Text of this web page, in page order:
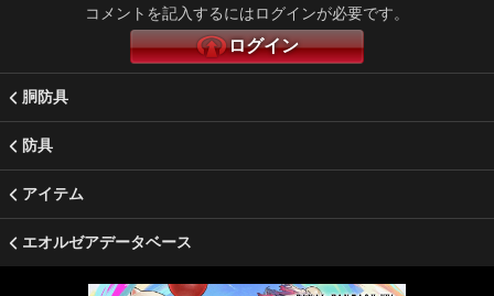
コメントを記入するにはログインが必要です。
ログイン
胴防具
防具
アイテム
エオルゼアデータベース